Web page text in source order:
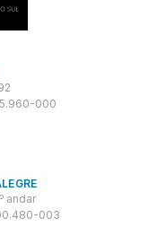
000
andar
003